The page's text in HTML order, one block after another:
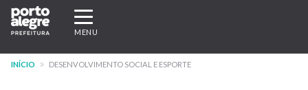
Pular
para
conteúdo
Expandir/recolher
navegação
MENU
INÍCIO DESENVOLVIMENTO SOCIAL E ESPORTE